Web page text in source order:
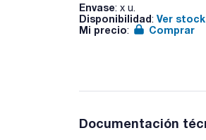
Envase: x u.
Disponibilidad: Ver stock
Mi precio: Comprar
Documentación